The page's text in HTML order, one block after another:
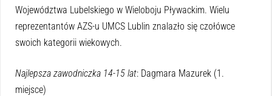
Województwa Lubelskiego w Wieloboju Pływackim. Wielu
reprezentantów AZS-u UMCS Lublin znalazło się czołówce
swoich kategorii wiekowych.
Najlepsza zawodniczka 14-15 lat: Dagmara Mazurek (1.
miejsce)